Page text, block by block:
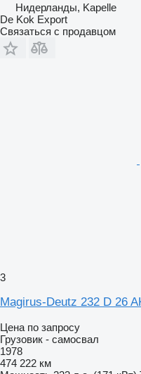
Нидерланды, Kapelle
De Kok Export
Связаться с продавцом
3
Magirus-Deutz 232 D 26
Цена по запросу
Грузовик - самосвал
1978
474 222 км